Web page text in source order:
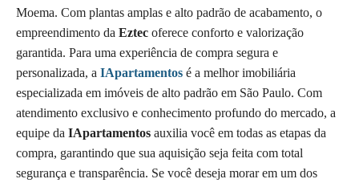
Moema. Com plantas amplas e alto padrão de acabamento, o
empreendimento da Eztec oferece conforto e valorização
garantida. Para uma experiência de compra segura e
personalizada, a IApartamentos é a melhor imobiliária
especializada em imóveis de alto padrão em São Paulo. Com
atendimento exclusivo e conhecimento profundo do mercado, a
equipe da IApartamentos auxilia você em todas as etapas da
compra, garantindo que sua aquisição seja feita com total
segurança e transparência. Se você deseja morar em um dos